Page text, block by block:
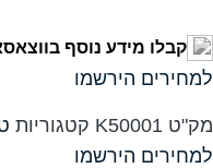
קבלו מידע נוסף
למחירים הירשמו
מק"ט K50001 קטגוריות
למחירים הירשמו